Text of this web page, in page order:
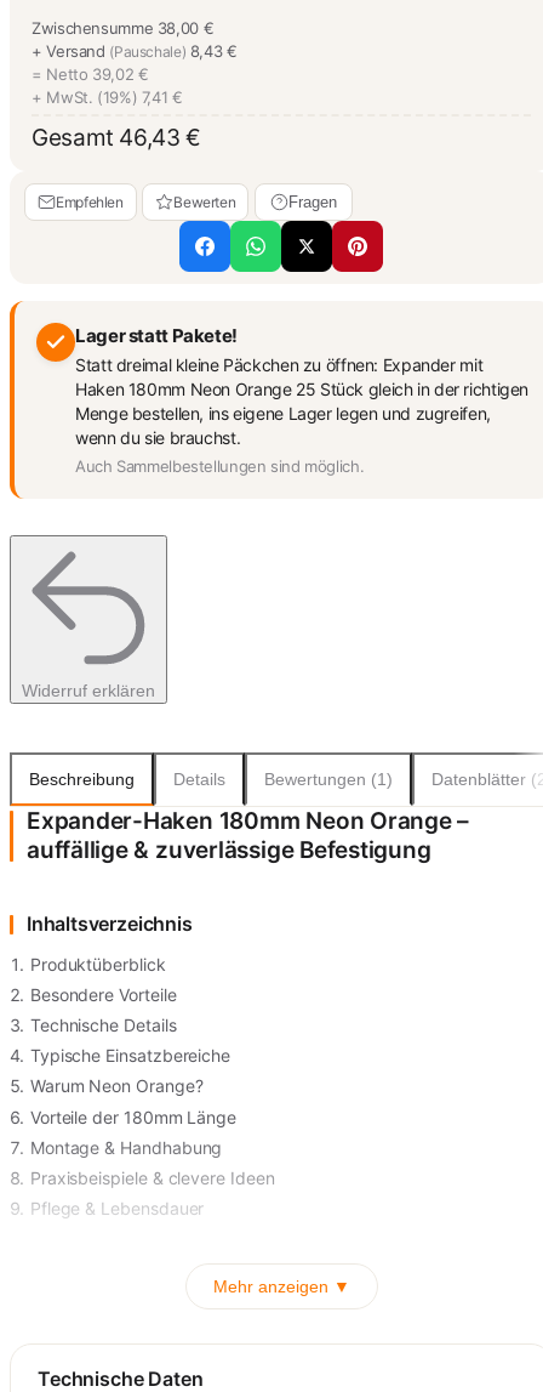
Zwischensumme 38,00 €
+ Versand (Pauschale) 8,43 €
= Netto 39,02 €
+ MwSt. (19%) 7,41 €
Gesamt 46,43 €
Empfehlen Bewerten Fragen
Lager statt Pakete!
Statt dreimal kleine Päckchen zu öffnen: Expander mit
Haken 180mm Neon Orange 25 Stück gleich in der richtigen
Menge bestellen, ins eigene Lager legen und zugreifen,
wenn du sie brauchst.
Auch Sammelbestellungen sind möglich.
Widerruf erklären
Beschreibung Details Bewertungen (1) Datenblätter
Expander-Haken 180mm Neon Orange –
auffällige & zuverlässige Befestigung
Inhaltsverzeichnis
Produktüberblick
Besondere Vorteile
Technische Details
Typische Einsatzbereiche
Warum Neon Orange?
Vorteile der 180mm Länge
Montage & Handhabung
Praxisbeispiele & clevere Ideen
Pflege & Lebensdauer
Mehr anzeigen ▼
Technische Daten